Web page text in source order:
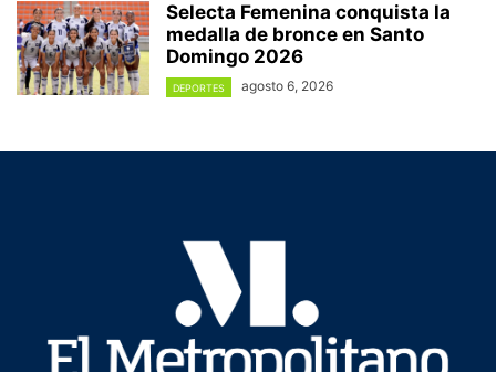
Selecta Femenina conquista la
medalla de bronce en Santo
Domingo 2026
DEPORTES agosto 6, 2026